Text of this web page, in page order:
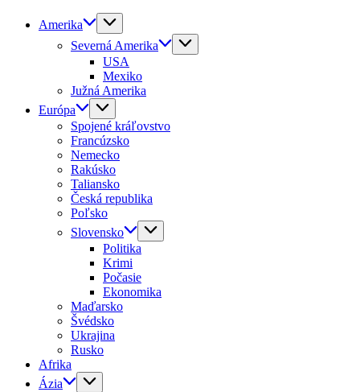
Amerika
Severná Amerika
USA
Mexiko
Južná Amerika
Európa
Spojené kráľovstvo
Francúzsko
Nemecko
Rakúsko
Taliansko
Česká republika
Poľsko
Slovensko
Politika
Krimi
Počasie
Ekonomika
Maďarsko
Švédsko
Ukrajina
Rusko
Afrika
Ázia